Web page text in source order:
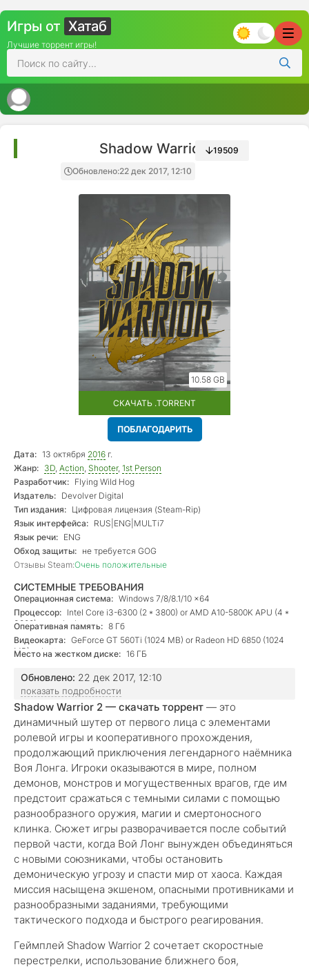
Игры от Хатаб
Лучшие торрент игры!
Shadow Warrior 2
Обновлено:22 дек 2017, 12:10
19509
10.58 GB
СКАЧАТЬ .TORRENT
ПОБЛАГОДАРИТЬ
Дата: 13 октября 2016 г.
Жанр: 3D, Action, Shooter, 1st Person
Разработчик: Flying Wild Hog
Издатель: Devolver Digital
Тип издания: Цифровая лицензия (Steam-Rip)
Язык интерфейса: RUS|ENG|MULTi7
Язык речи: ENG
Обход защиты: не требуется GOG
Отзывы Steam:Очень положительные
СИСТЕМНЫЕ ТРЕБОВАНИЯ
Операционная система: Windows 7/8/8.1/10 x64
Процессор: Intel Core i3-6300 (2 * 3800) or AMD A10-5800K APU (4 *
3800) or equivalent
Оперативная память: 8 Гб
Видеокарта: GeForce GT 560Ti (1024 MB) or Radeon HD 6850 (1024
MB) or better
Место на жестком диске: 16 ГБ
Обновлено: 22 дек 2017, 12:10
показать подробности
Shadow Warrior 2 — скачать торрент — это
динамичный шутер от первого лица с элементами
ролевой игры и кооперативного прохождения,
продолжающий приключения легендарного наёмника
Воя Лонга. Игроки оказываются в мире, полном
демонов, монстров и могущественных врагов, где им
предстоит сражаться с темными силами с помощью
разнообразного оружия, магии и смертоносного
клинка. Сюжет игры разворачивается после событий
первой части, когда Вой Лонг вынужден объединяться
с новыми союзниками, чтобы остановить
демоническую угрозу и спасти мир от хаоса. Каждая
миссия насыщена экшеном, опасными противниками и
разнообразными заданиями, требующими
тактического подхода и быстрого реагирования.
Геймплей Shadow Warrior 2 сочетает скоростные
перестрелки, использование ближнего боя,